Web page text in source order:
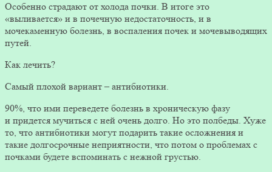
Особенно страдают от холода почки. В итоге это
«выливается» и в почечную недостаточность, и в
мочекаменную болезнь, в воспаления почек и мочевыводящих
путей.
Как лечить?
Самый плохой вариант – антибиотики.
90%, что ими переведете болезнь в хроническую фазу
и придется мучиться с ней очень долго. Но это полбеды. Хуже
то, что антибиотики могут подарить такие осложнения и
такие долгосрочные неприятности, что потом о проблемах с
почками будете вспоминать с нежной грустью.